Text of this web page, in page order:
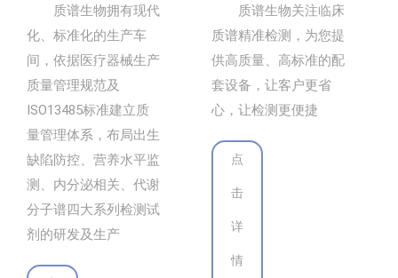
质谱生物拥有现代
化、标准化的生产车
间，依据医疗器械生产
质量管理规范及
ISO13485标准建立质
量管理体系，布局出生
缺陷防控、营养水平监
测、内分泌相关、代谢
分子谱四大系列检测试
剂的研发及生产
质谱生物关注临床
质谱精准检测，为您提
供高质量、高标准的配
套设备，让客户更省
心，让检测更便捷
点
击
详
情